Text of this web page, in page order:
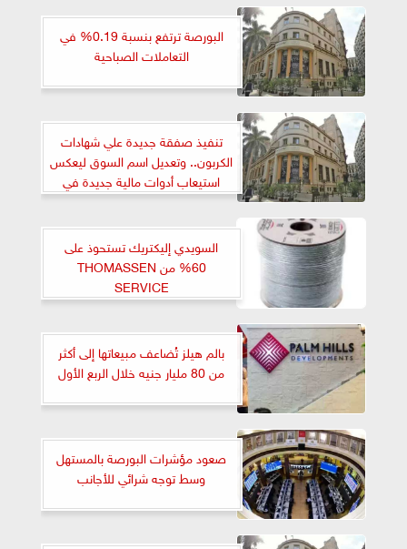
البورصة ترتفع بنسبة 0.19% في
التعاملات الصباحية
تنفيذ صفقة جديدة علي شهادات
الكربون.. وتعديل اسم السوق ليعكس
استيعاب أدوات مالية جديدة في
مجال الاستدامة
السويدي إليكتريك تستحوذ على
60% من THOMASSEN
SERVICE
بالم هيلز تُضاعف مبيعاتها إلى أكثر
من 80 مليار جنيه خلال الربع الأول
صعود مؤشرات البورصة بالمستهل
وسط توجه شرائي للأجانب